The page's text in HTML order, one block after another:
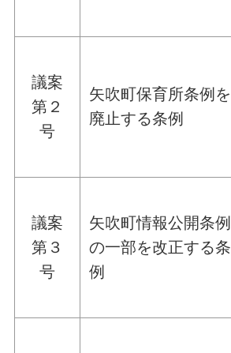
議案
第２
号
矢吹町保育所条例を
廃止する条例
議案
第３
号
矢吹町情報公開条例
の一部を改正する条
例